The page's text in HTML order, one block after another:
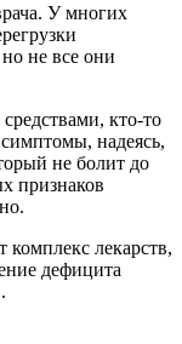
У многих
не все они
кто-то
надеясь,
не болит до
признаков
лекарств,
дефицита